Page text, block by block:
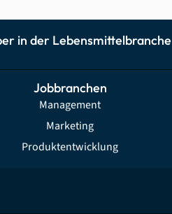
in der Lebensmittelbranche
Jobbranchen
Management
Marketing
Produktentwicklung